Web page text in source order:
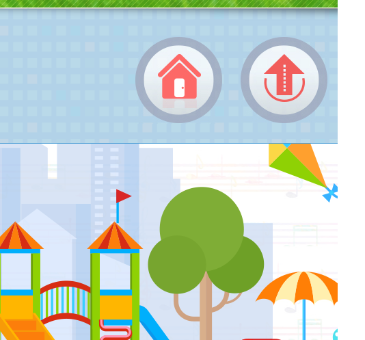
桃園市大坡國小參加 陳達成文教基金會
成果觀摩比賽--傷心的人別聽慢歌